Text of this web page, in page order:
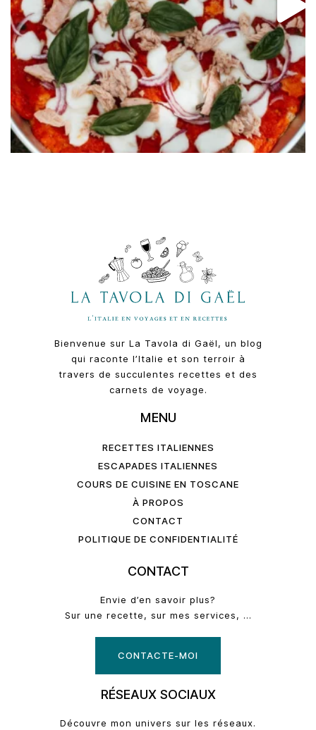
Bienvenue sur La Tavola di Gaël, un blog
qui raconte l’Italie et son terroir à
travers de succulentes recettes et des
carnets de voyage.
MENU
RECETTES ITALIENNES
ESCAPADES ITALIENNES
COURS DE CUISINE EN TOSCANE
À PROPOS
CONTACT
POLITIQUE DE CONFIDENTIALITÉ
CONTACT
Envie d’en savoir plus?
Sur une recette, sur mes services, …
CONTACTE-MOI
RÉSEAUX SOCIAUX
Découvre mon univers sur les réseaux.